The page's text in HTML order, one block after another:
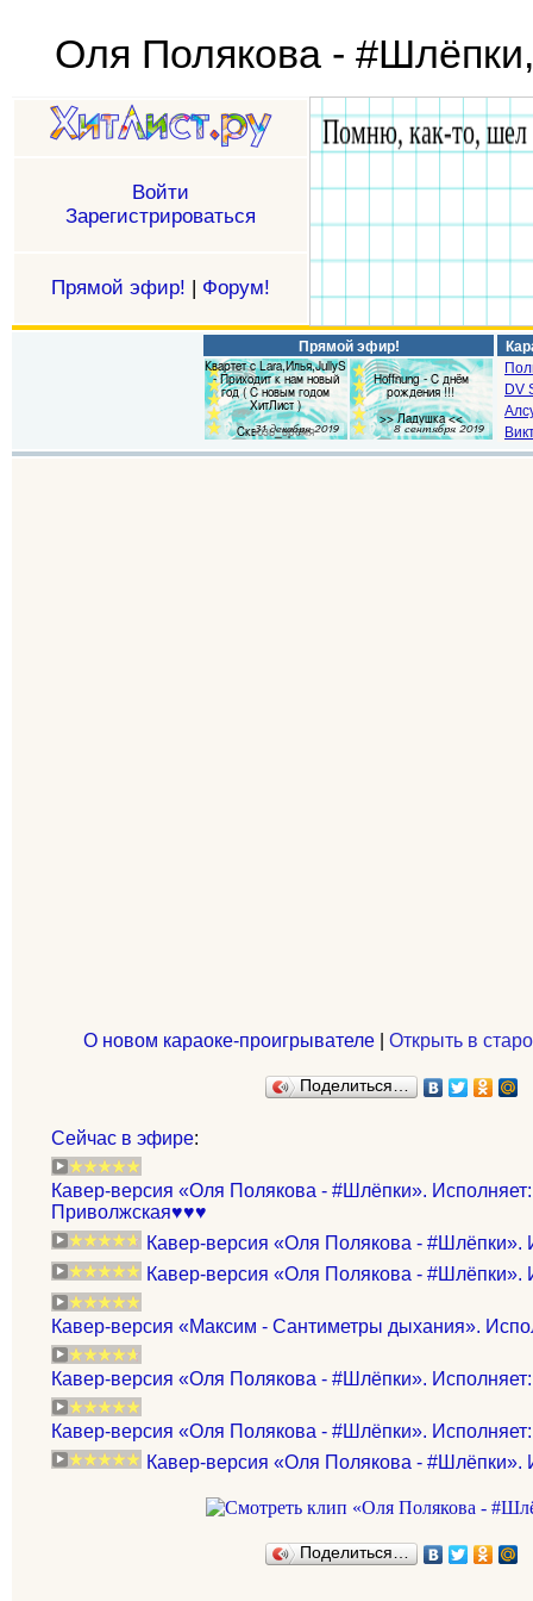
Оля Полякова -
Войти
Зарегистрироваться
Прямой эфир! | Форум!
Прямой эфир!
DV
О новом караоке-проигрывателе| Открыть в
Поделиться…
Сейчас в эфире:
Кавер-версия «Оля Полякова - #Шлёпки».
Приволжская♥♥♥
Кавер-версия «Оля Полякова - #Шлёпки».
Кавер-версия «Оля Полякова - #Шлёпки».
Кавер-версия «Максим - Сантиметры дыхания».
Кавер-версия «Оля Полякова - #Шлёпки».
Кавер-версия «Оля Полякова - #Шлёпки». Исполняет:
Кавер-версия «Оля Полякова - #Шлёпки».
Поделиться…